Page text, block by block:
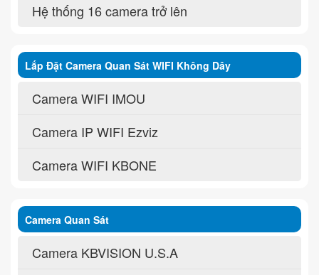
Hệ thống 16 camera trở lên
Lắp Đặt Camera Quan Sát WIFI Không Dây
Camera WIFI IMOU
Camera IP WIFI Ezviz
Camera WIFI KBONE
Camera Quan Sát
Camera KBVISION U.S.A